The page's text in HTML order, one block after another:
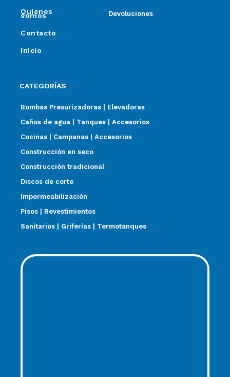
Quienes
somos
Contacto
Inicio
Devoluciones
CATEGORÍAS
Bombas Presurizadoras | Elevadoras
Caños de agua | Tanques | Accesorios
Cocinas | Campanas | Accesorios
Construcción en seco
Construcción tradicional
Discos de corte
Impermeabilización
Pisos | Revestimientos
Sanitarios | Griferías | Termotanques